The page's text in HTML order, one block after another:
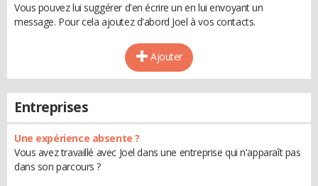
Vous pouvez lui suggérer d'en écrire un en lui envoyant un
message. Pour cela ajoutez d'abord Joel à vos contacts.
Ajouter
Entreprises
Une expérience absente ?
Vous avez travaillé avec Joel dans une entreprise qui n'apparaît pas
dans son parcours ?